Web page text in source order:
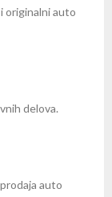
originalni auto
delova.
auto